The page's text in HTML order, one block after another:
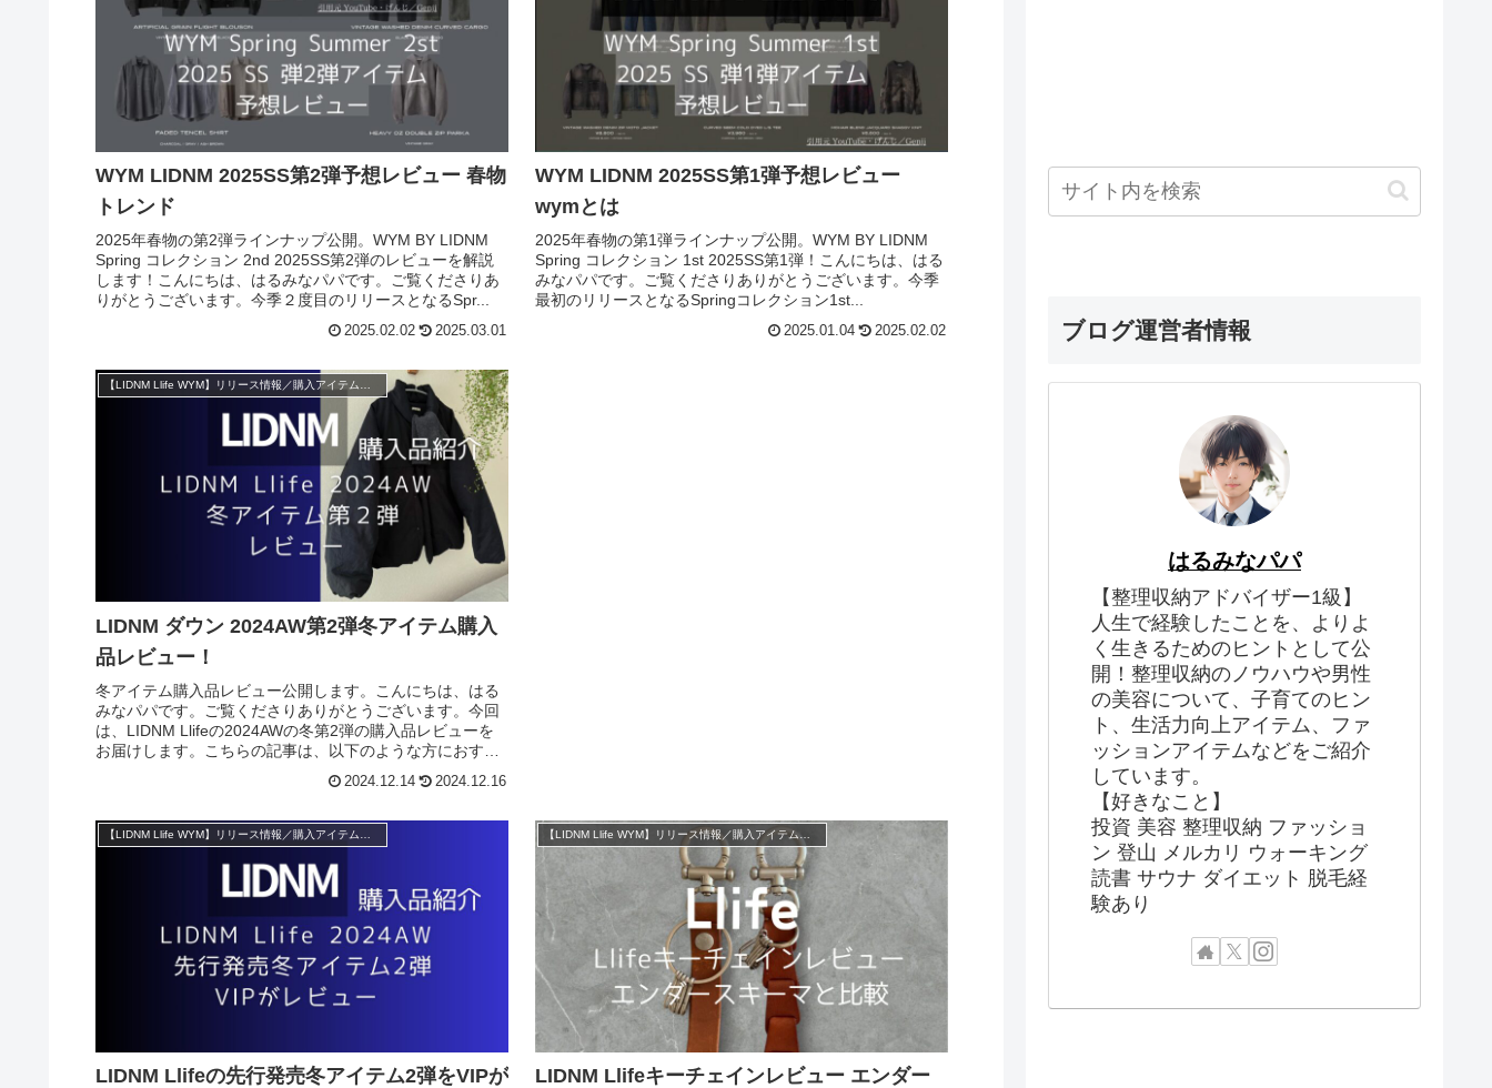
WYM LIDNM 2025SS第2弾予想レビュー 春物
トレンド
2025年春物の第2弾ラインナップ公開。WYM BY LIDNM
Spring コレクション 2nd 2025SS第2弾のレビューを解説
します！こんにちは、はるみなパパです。ご覧くださりあ
りがとうございます。今季２度目のリリースとなるSpr...
2025.02.02 2025.03.01
WYM LIDNM 2025SS第1弾予想レビュー
wymとは
2025年春物の第1弾ラインナップ公開。WYM BY LIDNM
Spring コレクション 1st 2025SS第1弾！こんにちは、はる
みなパパです。ご覧くださりありがとうございます。今季
最初のリリースとなるSpringコレクション1st...
2025.01.04 2025.02.02
LIDNM ダウン 2024AW第2弾冬アイテム購入
品レビュー！
冬アイテム購入品レビュー公開します。こんにちは、はる
みなパパです。ご覧くださりありがとうございます。今回
は、LIDNM Llifeの2024AWの冬第2弾の購入品レビューを
お届けします。こちらの記事は、以下のような方におすす
2024.12.14 2024.12.16
LIDNM Llifeの先行発売冬アイテム2弾をVIPが
【LIDNM Llife WYM】リリース情報／購入アイテム紹介
LIDNM Llifeキーチェインレビュー エンダー
ブログ運営者情報
はるみなパパ
【整理収納アドバイザー1級】
人生で経験したことを、よりよ
く生きるためのヒントとして公
開！整理収納のノウハウや男性
の美容について、子育てのヒン
ト、生活力向上アイテム、ファ
ッションアイテムなどをご紹介
しています。
【好きなこと】
投資 美容 整理収納 ファッショ
ン 登山 メルカリ ウォーキング
読書 サウナ ダイエット 脱毛経
験あり